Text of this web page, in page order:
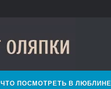
ЧТО ПОСМОТРЕТЬ В ЛЮБЛИНЕ